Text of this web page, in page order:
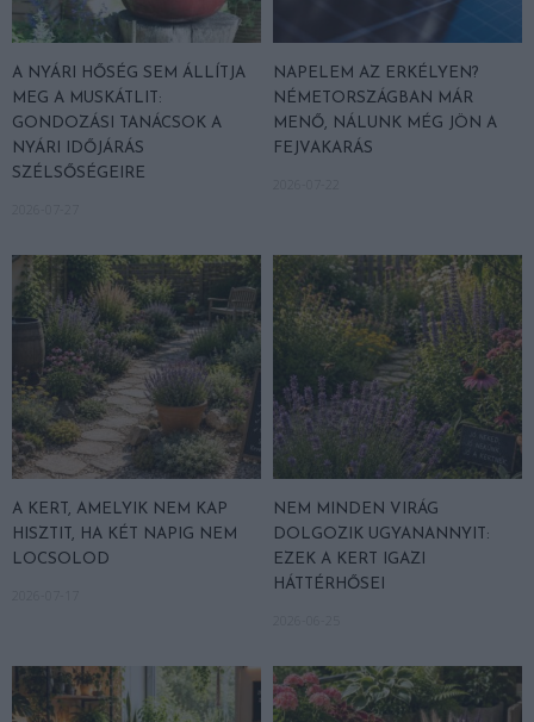
A NYÁRI HŐSÉG SEM ÁLLÍTJA
MEG A MUSKÁTLIT:
GONDOZÁSI TANÁCSOK A
NYÁRI IDŐJÁRÁS
SZÉLSŐSÉGEIRE
NAPELEM AZ ERKÉLYEN?
NÉMETORSZÁGBAN MÁR
MENŐ, NÁLUNK MÉG JÖN A
FEJVAKARÁS
A KERT, AMELYIK NEM KAP
HISZTIT, HA KÉT NAPIG NEM
LOCSOLOD
NEM MINDEN VIRÁG
DOLGOZIK UGYANANNYIT:
EZEK A KERT IGAZI
HÁTTÉRHŐSEI